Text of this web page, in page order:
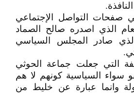
التواصل الإجتماعي
الذي اصدره صالح الصماد
الذي صادر المجلس السياسي
التي جعلت جماعة الحوثي
سواء السياسية كونهم لا هم
وانما عبارة عن خليط من